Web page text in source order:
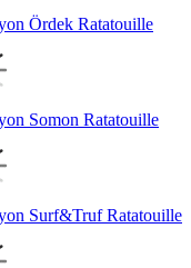
Ördek Ratatouille
Somon Ratatouille
Surf&Truf Ratatouille